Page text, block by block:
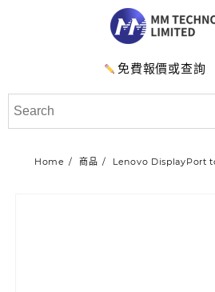
免費報價或查詢
Home 商品 Lenovo DisplayPort